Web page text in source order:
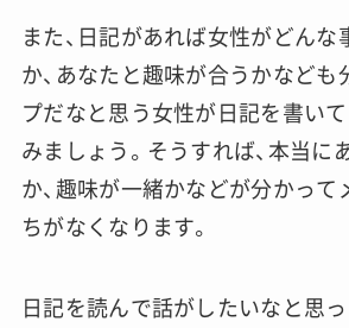
また、日記があれば女性がどん
か、あなたと趣味が合うかなども
プだなと思う女性が日記を書い
みましょう。そうすれば、本当に
か、趣味が一緒かなどが分かっ
ちがなくなります。
日記を読んで話がしたいなと思っ